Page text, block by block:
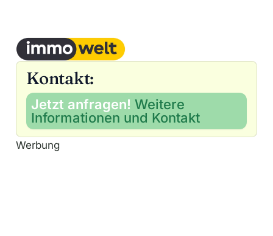
Kontakt:
Jetzt anfragen! Weitere
Informationen und Kontakt
Werbung